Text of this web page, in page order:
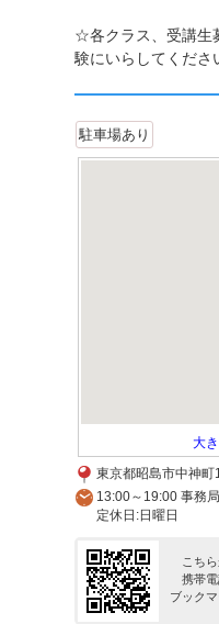
☆各クラス、受講
験にいらしてくださ
駐車場あり
大
東京都昭島市中神町
13:00～19:00 事務
定休日:日曜日
こち
携帯
ブックマ